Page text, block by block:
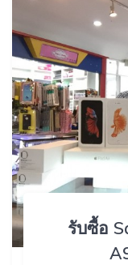
รับซื้อ